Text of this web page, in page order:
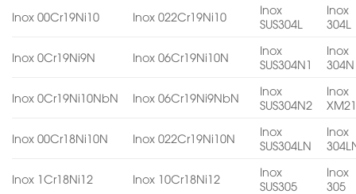
Inox 00Cr19Ni10 Inox 022Cr19Ni10
Inox
SUS304L
Inox
304L
Inox 0Cr19Ni9N Inox 06Cr19Ni10N
Inox
SUS304N1
Inox
304N
Inox 0Cr19Ni10NbN Inox 06Cr19Ni9NbN
Inox
SUS304N2
Inox
Inox 00Cr18Ni10N Inox 022Cr19Ni10N
Inox
SUS304LN
Inox
Inox 1Cr18Ni12 Inox 10Cr18Ni12
Inox
SUS305
Inox
305